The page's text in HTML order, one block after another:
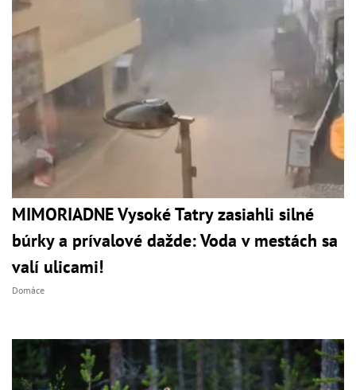
MIMORIADNE Vysoké Tatry zasiahli silné
búrky a prívalové dažde: Voda v mestách sa
valí ulicami!
Domáce